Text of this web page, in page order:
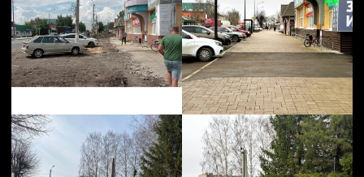
На центральной городской площади были
проведены масштабные работы
по благоустройству: полностью обновлены
инженерные сети для устройства освещения
и проведены сети водопровода для полива. Для
организации массовых мероприятий было
построено более комфортное пространство —
возведена новая сцена и многофункциональный
навес. На площади были разбиты островки
озеленения с высаженными кустарниками
и деревьями.